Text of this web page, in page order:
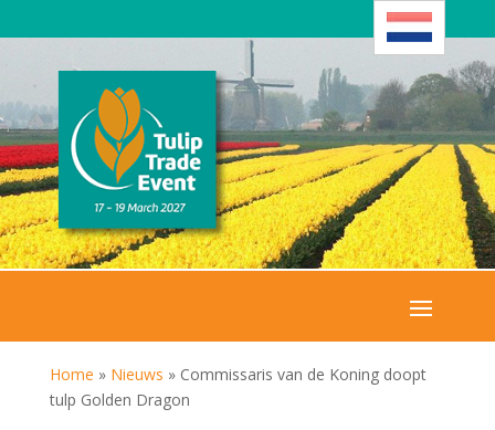
Home » Nieuws » Commissaris van de Koning doopt
tulp Golden Dragon